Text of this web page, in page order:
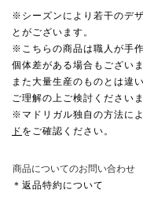
※シーズンにより若干のデ
とがございます。
※こちらの商品は職人が手
個体差がある場合もございま
また大量生産のものとは違
ご理解の上ご検討くださいま
※マドリガル独自の方法に
ド をご確認ください。
商品についてのお問い合わせ
＊返品特約について